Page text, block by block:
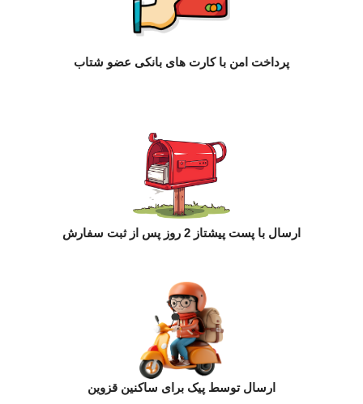
پرداخت امن با کارت های بانکی عضو شتاب
ارسال با پست پیشتاز 2 روز پس از ثبت سفارش
ارسال توسط پیک برای ساکنین قزوین